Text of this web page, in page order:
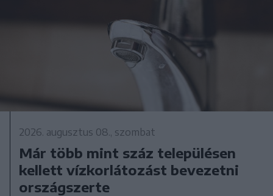
2026. augusztus 08., szombat
Már több mint száz településen
kellett vízkorlátozást bevezetni
országszerte